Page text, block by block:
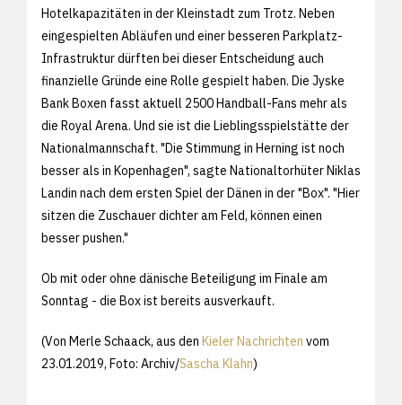
Hotelkapazitäten in der Kleinstadt zum Trotz. Neben
eingespielten Abläufen und einer besseren Parkplatz-
Infrastruktur dürften bei dieser Entscheidung auch
finanzielle Gründe eine Rolle gespielt haben. Die Jyske
Bank Boxen fasst aktuell 2500 Handball-Fans mehr als
die Royal Arena. Und sie ist die Lieblingsspielstätte der
Nationalmannschaft. "Die Stimmung in Herning ist noch
besser als in Kopenhagen", sagte Nationaltorhüter Niklas
Landin nach dem ersten Spiel der Dänen in der "Box". "Hier
sitzen die Zuschauer dichter am Feld, können einen
besser pushen."
Ob mit oder ohne dänische Beteiligung im Finale am
Sonntag - die Box ist bereits ausverkauft.
(Von Merle Schaack, aus den Kieler Nachrichten vom
23.01.2019, Foto: Archiv/Sascha Klahn)